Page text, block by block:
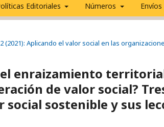
Editoriales Números Envíos
(2021): Aplicando el valor social en las
enraizamiento
de valor social?
sostenible y sus